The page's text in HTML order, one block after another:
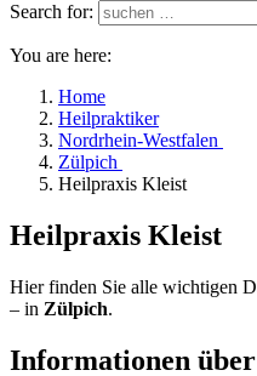
Search for:
You are here:
Home
Heilpraktiker
Nordrhein-Westfalen
Zülpich
Heilpraxis Kleist
Heilpraxis Kleist
Hier finden Sie alle wichtigen
– in Zülpich.
Informationen